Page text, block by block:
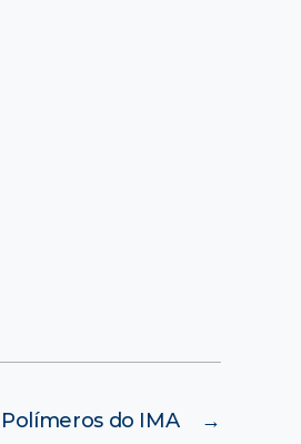
→
do IMA